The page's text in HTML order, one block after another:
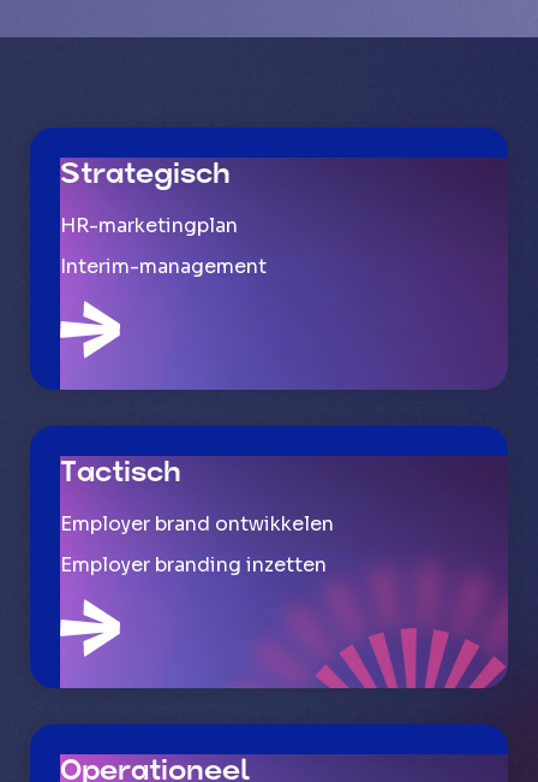
Strategisch
HR-marketingplan
Interim-management
Tactisch
Employer brand ontwikkelen
Employer branding inzetten
Operationeel